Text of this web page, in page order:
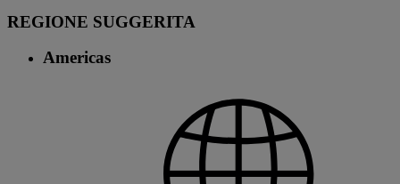
REGIONE SUGGERITA
Americas